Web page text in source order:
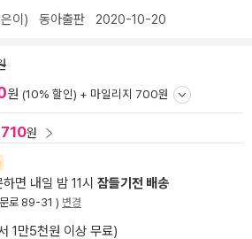
이) 동아출판 2020-10-20
원 (10% 할인) + 마일리지 700원
원
면 내일 밤 11시 잠들기전 배송
로 89-31 ) 변경
1만5천원 이상 무료)